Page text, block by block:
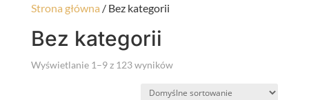
Strona główna / Bez kategorii
Bez kategorii
Wyświetlanie 1–9 z 123 wyników